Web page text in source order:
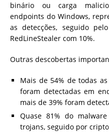
binário ou carga
endpoints do Windows,
as detecções, seguido
RedLineStealer com 10%.
Outras descobertas
Mais de 54% de todas
foram detectadas em
mais de 39% foram
Quase 81% do
trojans, seguido por